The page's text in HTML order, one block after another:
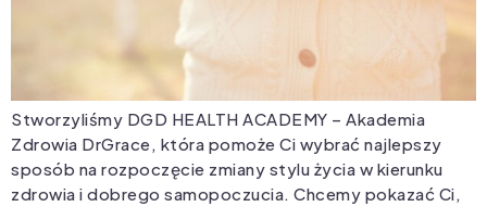
Stworzyliśmy DGD HEALTH ACADEMY – Akademia
Zdrowia DrGrace, która pomoże Ci wybrać najlepszy
sposób na rozpoczęcie zmiany stylu życia w kierunku
zdrowia i dobrego samopoczucia. Chcemy pokazać Ci,